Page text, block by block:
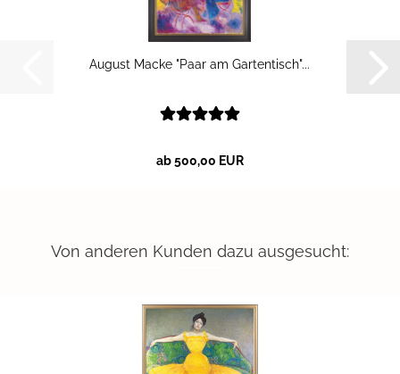
Au­gust Macke "Paar am Gar­ten­tisch"...
ab 500,00 EUR
Von anderen Kunden dazu ausgesucht: